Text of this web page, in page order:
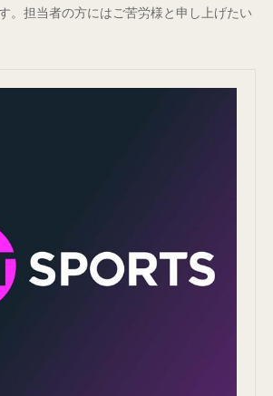
。担当者の方にはご苦労様と申し上げたい